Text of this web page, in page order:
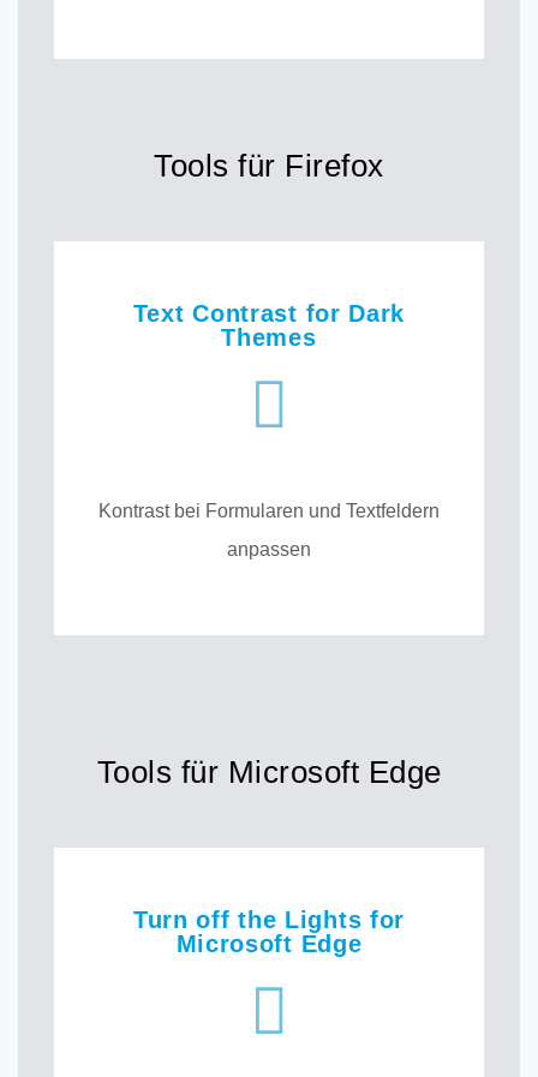
Tools für Firefox
Text Contrast for Dark
Themes
Kontrast bei Formularen und Textfeldern
anpassen
Tools für Microsoft Edge
Turn off the Lights for
Microsoft Edge